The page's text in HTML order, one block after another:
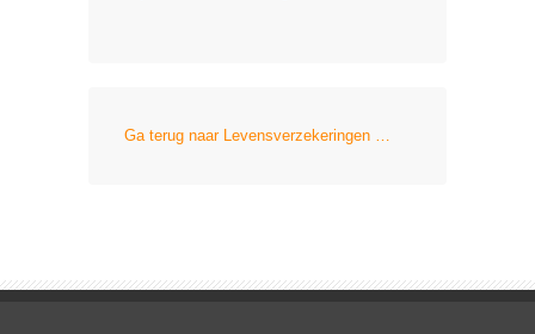
Ga terug naar Levensverzekeringen …